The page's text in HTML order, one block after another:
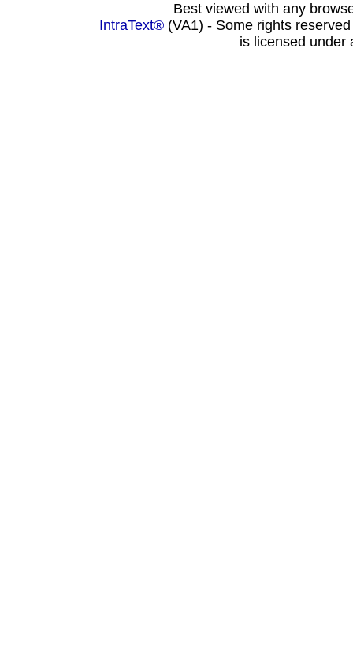
Best viewed with any
IntraText®(VA1) - Some rights
is licensed under